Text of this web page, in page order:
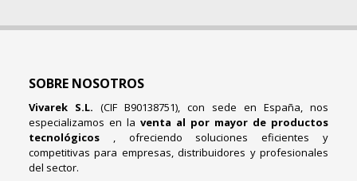
SOBRE NOSOTROS
Vivarek S.L. (CIF B90138751), con sede en España, nos
especializamos en la venta al por mayor de productos
tecnológicos , ofreciendo soluciones eficientes y
competitivas para empresas, distribuidores y profesionales
del sector.